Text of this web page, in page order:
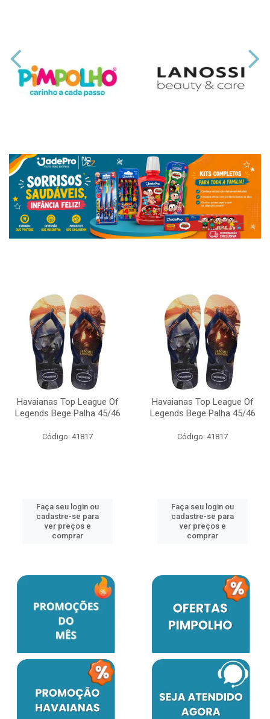
Havaianas Top League Of
Legends Bege Palha 45/46
Código: 41817
Faça seu login ou
cadastre-se para
ver preços e
comprar
Havaianas Top League Of
Legends Bege Palha 45/46
Código: 41817
Faça seu login ou
cadastre-se para
ver preços e
comprar